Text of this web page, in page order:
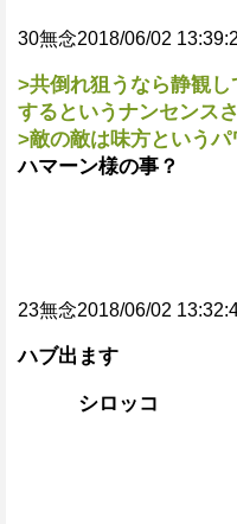
30無念2018/06/02
>共倒れ狙うなら静観
するというナンセンスさ
>敵の敵は味方という
ハマーン様の事？
23無念2018/06/02
ハブ出ます
シロッコ